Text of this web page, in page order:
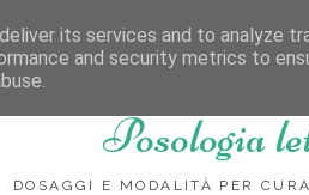
Posologia
DOSAGGI E MODALITÀ PER
its services and to analyze
and security metrics to